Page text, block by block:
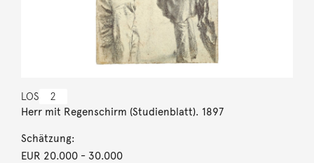
LOS 2
Herr mit Regenschirm (Studienblatt). 1897
Schätzung:
EUR 20.000- 30.000